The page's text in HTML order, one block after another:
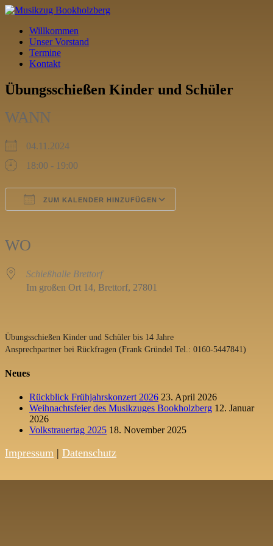
Willkommen
Unser Vorstand
Termine
Kontakt
Übungsschießen Kinder und Schüler
WANN
04.11.2024
18:00 - 19:00
ZUM KALENDER HINZUFÜGEN
WO
Schießhalle Brettorf
Im großen Ort 14, Brettorf, 27801
Übungsschießen Kinder und Schüler bis 14 Jahre
Ansprechpartner bei Rückfragen (Frank Gründel Tel.: 0160-5447841)
Neues
Rückblick Frühjahrskonzert 2026 23. April 2026
Weihnachtsfeier des Musikzuges Bookholzberg 12. Januar
2026
Volkstrauertag 2025 18. November 2025
Impressum | Datenschutz